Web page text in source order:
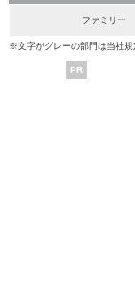
ファミリー
※文字がグレーの部門は当社規
PR